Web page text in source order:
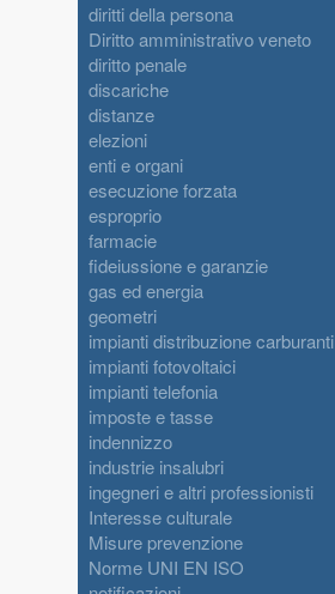
diritti della persona
Diritto amministrativo veneto
diritto penale
discariche
distanze
elezioni
enti e organi
esecuzione forzata
esproprio
farmacie
fideiussione e garanzie
gas ed energia
geometri
impianti distribuzione carburanti
impianti fotovoltaici
impianti telefonia
imposte e tasse
indennizzo
industrie insalubri
ingegneri e altri professionisti
Interesse culturale
Misure prevenzione
Norme UNI EN ISO